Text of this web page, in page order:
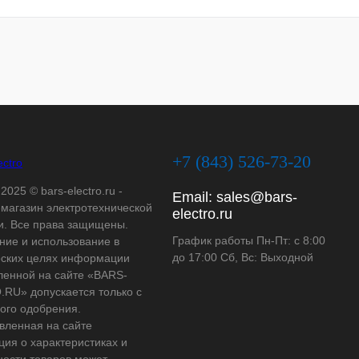
© bars-electro.ru -
электротехнической
Все права защищены.
и использование в
целях информации
на сайте «BARS-
допускается только с
одобрения.
на сайте
о характеристиках и
+7 (843) 526-73-20
Email: sales@bars-
electro.ru
График работы Пн-Пт: с 8:00
до 17:00 Сб, Вс: Выходной